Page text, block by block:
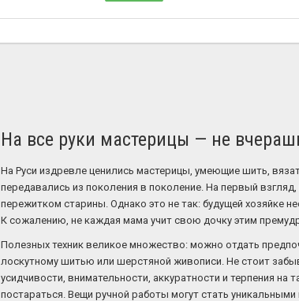
На все руки мастерицы — не
На Руси издревле ценились мастерицы, умеющие шить,
передавались из поколения в поколение. На первый
пережитком старины. Однако это не так: будущей хозяйке
К сожалению, не каждая мама учит свою дочку этим
Полезных техник великое множество: можно отдать
лоскутному шитью или шерстяной живописи. Не стоит
усидчивости, внимательности, аккуратности и терпения на
постараться. Вещи ручной работы могут стать